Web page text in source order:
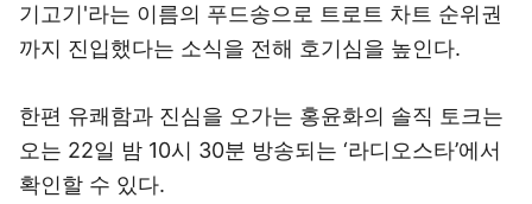
기고기'라는 이름의 푸드송으로 트로트 차트 순위권
까지 진입했다는 소식을 전해 호기심을 높인다.
한편 유쾌함과 진심을 오가는 홍윤화의 솔직 토크는
오는 22일 밤 10시 30분 방송되는 ‘라디오스타’에서
확인할 수 있다.